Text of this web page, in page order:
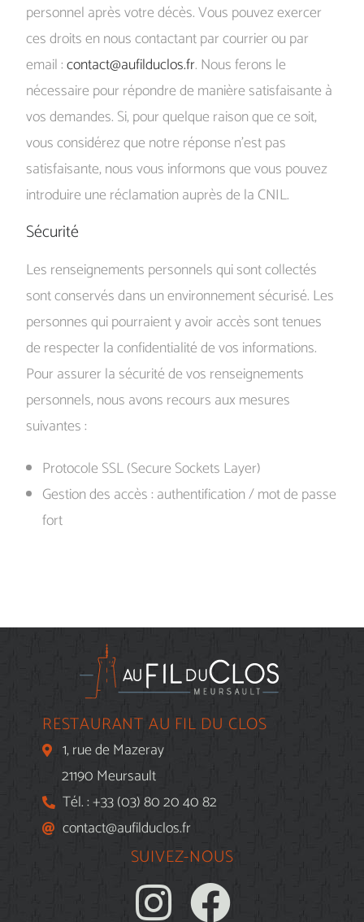
personnel après votre décès. Vous pouvez exercer
ces droits en nous contactant par courrier ou par
email :contact@aufilduclos.fr. Nous ferons le
nécessaire pour répondre de manière satisfaisante à
vos demandes. Si, pour quelque raison que ce soit,
vous considérez que notre réponse n’est pas
satisfaisante, nous vous informons que vous pouvez
introduire une réclamation auprès de la CNIL.
Sécurité
Les renseignements personnels qui sont collectés
sont conservés dans un environnement sécurisé. Les
personnes qui pourraient y avoir accès sont tenues
de respecter la confidentialité de vos informations.
Pour assurer la sécurité de vos renseignements
personnels, nous avons recours aux mesures
suivantes :
Protocole SSL (Secure Sockets Layer)
Gestion des accès : authentification / mot de passe
fort
RESTAURANT AU FIL DU CLOS
1, rue de Mazeray
21190 Meursault
Tél. : +33 (03) 80 20 40 82
contact@aufilduclos.fr
SUIVEZ-NOUS